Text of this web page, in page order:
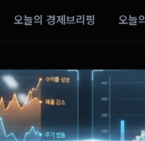
오늘의 경제브리핑 오늘